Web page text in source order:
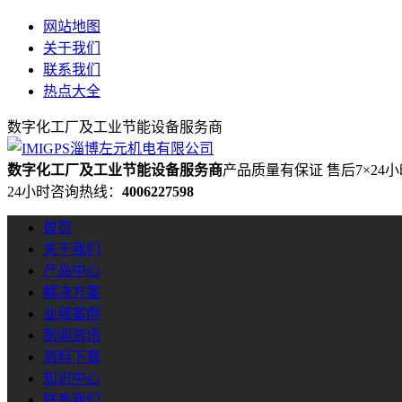
网站地图
关于我们
联系我们
热点大全
数字化工厂及工业节能设备服务商
数字化工厂及工业节能设备服务商产品质量有保证 售后7×24
24小时咨询热线： 4006227598
首页
关于我们
产品中心
解决方案
业绩案例
新闻资讯
资料下载
知识中心